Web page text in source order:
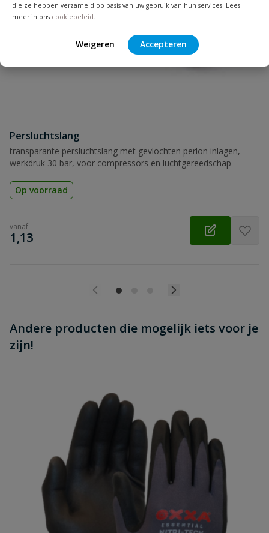
die ze hebben verzameld op basis van uw gebruik van hun services. Lees
meer in ons cookiebeleid
Weigeren Accepteren
Beoordeling
Beoordeling versturen
Persluchtslang
transparante persluchtslang met gevlochten perlon inlagen,
werkdruk 30 bar, voor compressors en luchtgereedschap
Op voorraad
vanaf
€
1,13
Andere producten die mogelijk iets voor je
zijn!